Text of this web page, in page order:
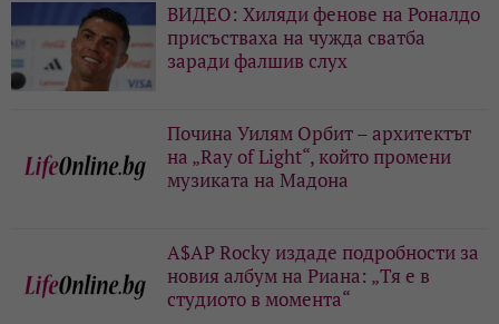
ВИДЕО: Хиляди фенове на Роналдо
присъстваха на чужда сватба
заради фалшив слух
Почина Уилям Орбит – архитектът
на „Ray of Light“, който промени
музиката на Мадона
A$AP Rocky издаде подробности за
новия албум на Риана: „Тя е в
студиото в момента“